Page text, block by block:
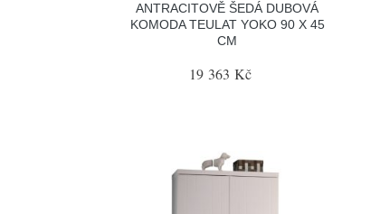
ANTRACITOVĚ ŠEDÁ DUBOVÁ
KOMODA TEULAT YOKO 90 X 45
CM
19 363 Kč